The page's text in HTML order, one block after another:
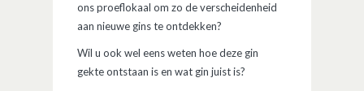
ons proeflokaal om zo de verscheidenheid
aan nieuwe gins te ontdekken?
Wil u ook wel eens weten hoe deze gin
gekte ontstaan is en wat gin juist is?